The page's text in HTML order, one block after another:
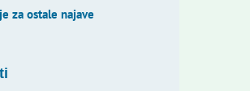
za ostale najave